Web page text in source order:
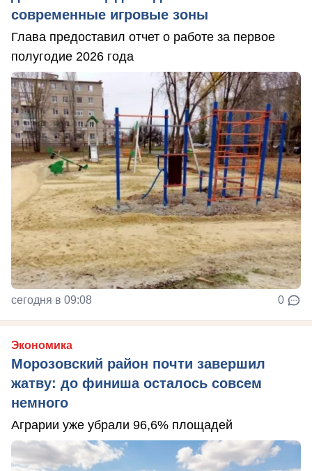
современные игровые зоны
Глава предоставил отчет о работе за первое
полугодие 2026 года
сегодня в 09:08 0
Экономика
Морозовский район почти завершил
жатву: до финиша осталось совсем
немного
Аграрии уже убрали 96,6% площадей